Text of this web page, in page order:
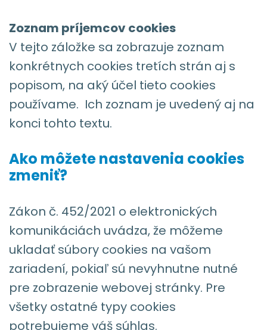
Zoznam príjemcov cookies
V tejto záložke sa zobrazuje zoznam
konkrétnych cookies tretích strán aj s
popisom, na aký účel tieto cookies
používame. Ich zoznam je uvedený aj na
konci tohto textu.
Ako môžete nastavenia cookies
zmeniť?
Zákon č. 452/2021 o elektronických
komunikáciách uvádza, že môžeme
ukladať súbory cookies na vašom
zariadení, pokiaľ sú nevyhnutne nutné
pre zobrazenie webovej stránky. Pre
všetky ostatné typy cookies
potrebujeme váš súhlas.